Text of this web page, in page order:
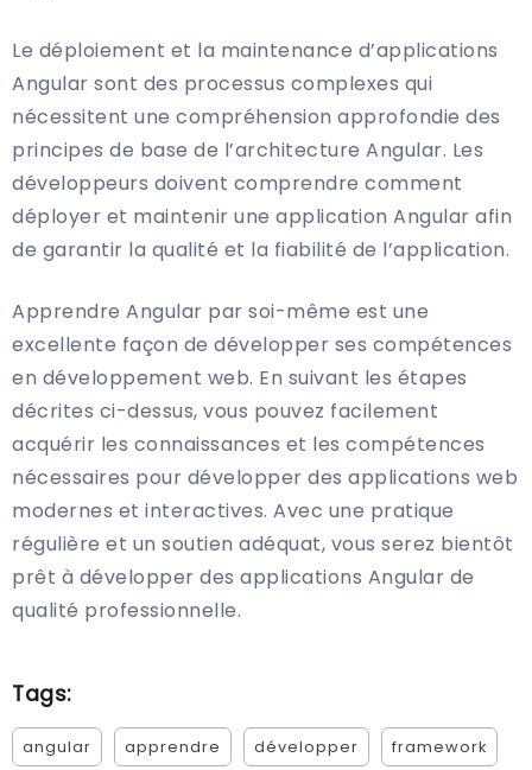
Le déploiement et la maintenance d’applications
Angular sont des processus complexes qui
nécessitent une compréhension approfondie des
principes de base de l’architecture Angular. Les
développeurs doivent comprendre comment
déployer et maintenir une application Angular afin
de garantir la qualité et la fiabilité de l’application.
Apprendre Angular par soi-même est une
excellente façon de développer ses compétences
en développement web. En suivant les étapes
décrites ci-dessus, vous pouvez facilement
acquérir les connaissances et les compétences
nécessaires pour développer des applications web
modernes et interactives. Avec une pratique
régulière et un soutien adéquat, vous serez bientôt
prêt à développer des applications Angular de
qualité professionnelle.
Tags:
angular apprendre développer framework